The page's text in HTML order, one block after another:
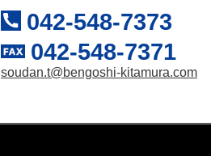
042-548-7373
042-548-7371
soudan.t@bengoshi-kitamura.com